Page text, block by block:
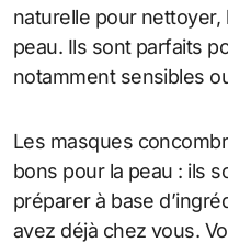
naturelle pour
peau. Ils sont parfaits
notamment sensibles
Les masques
bons pour la peau : ils
préparer à base
avez déjà chez vous.